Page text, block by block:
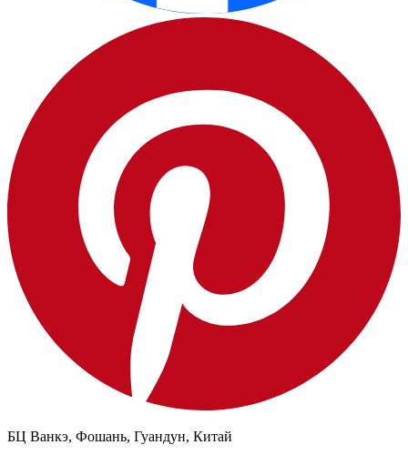
БЦ Ванкэ, Фошань, Гуандун, Китай